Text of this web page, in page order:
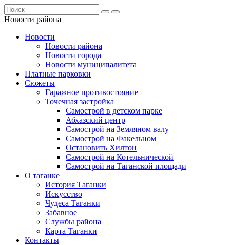
Новости района
Новости
Новости района
Новости города
Новости муниципалитета
Платные парковки
Сюжеты
Гаражное противостояние
Точечная застройка
Самострой в детском парке
Абхазский центр
Самострой на Земляном валу
Самострой на Факельном
Остановить Хилтон
Самострой на Котельнической
Самострой на Таганской площади
О таганке
История Таганки
Искусство
Чудеса Таганки
Забавное
Службы района
Карта Таганки
Контакты